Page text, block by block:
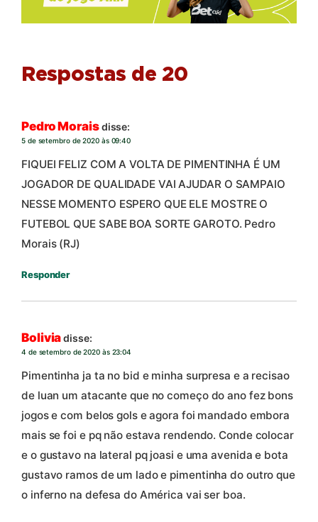
Respostas de 20
Pedro Moraisdisse:
5 de setembro de 2020 às 09:40
FIQUEI FELIZ COM A VOLTA DE PIMENTINHA É UM
JOGADOR DE QUALIDADE VAI AJUDAR O SAMPAIO
NESSE MOMENTO ESPERO QUE ELE MOSTRE O
FUTEBOL QUE SABE BOA SORTE GAROTO. Pedro
Morais (RJ)
Responder
Boliviadisse:
4 de setembro de 2020 às 23:04
Pimentinha ja ta no bid e minha surpresa e a recisao
de luan um atacante que no começo do ano fez bons
jogos e com belos gols e agora foi mandado embora
mais se foi e pq não estava rendendo. Conde colocar
e o gustavo na lateral pq joasi e uma avenida e bota
gustavo ramos de um lado e pimentinha do outro que
o inferno na defesa do América vai ser boa.